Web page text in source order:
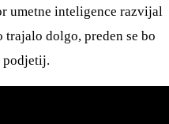
umetne inteligence razvijal
dolgo, preden se bo